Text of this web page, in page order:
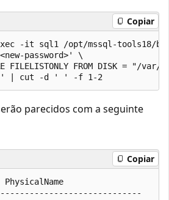
Copiar
-it sql1 /opt/mssql-tools18/
password>' \
FILELISTONLY FROM DISK = "/var/
parecidos com a seguinte
Copiar